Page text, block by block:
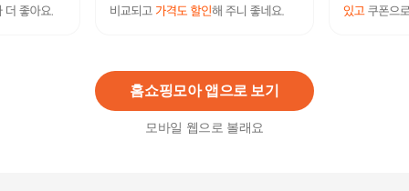
홈쇼핑모아 앱으로 보기
모바일 웹으로 볼래요
스텐락 퓨어 냉장고정리실속세트6호 10종세트